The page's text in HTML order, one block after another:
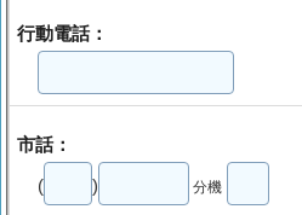
行動電話：
市話：
( ) 分機